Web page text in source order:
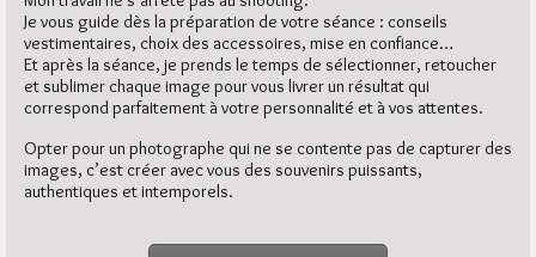
Je vous guide dès la préparation de votre séance : conseils
vestimentaires, choix des accessoires, mise en confiance…
Et après la séance, je prends le temps de sélectionner, retoucher
et sublimer chaque image pour vous livrer un résultat qui
correspond parfaitement à votre personnalité et à vos attentes.
Opter pour un photographe qui ne se contente pas de capturer des
images, c’est créer avec vous des souvenirs puissants,
authentiques et intemporels.